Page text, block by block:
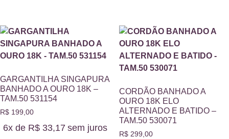
GARGANTILHA SINGAPURA
BANHADO A OURO 18K –
TAM.50 531154
R$ 199,00
6x de R$33,17 sem juros
CORDÃO BANHADO A
OURO 18K ELO
ALTERNADO E BATIDO –
TAM.50 530071
R$299,00